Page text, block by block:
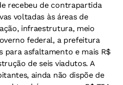
recebeu de contrapartida
voltadas às áreas de
infraestrutura, meio
federal, a prefeitura
para asfaltamento e mais R$
de seis viadutos. A
ainda não dispõe de